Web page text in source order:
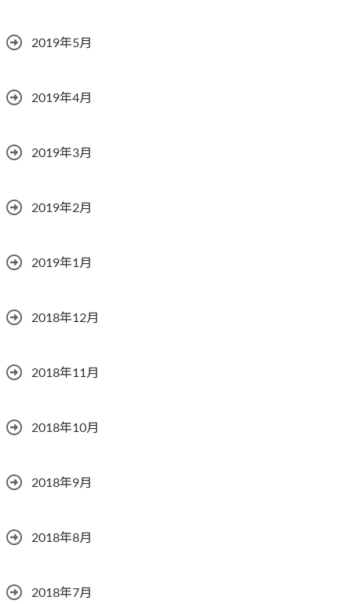
2019年5月
2019年4月
2019年3月
2019年2月
2019年1月
2018年12月
2018年11月
2018年10月
2018年9月
2018年8月
2018年7月